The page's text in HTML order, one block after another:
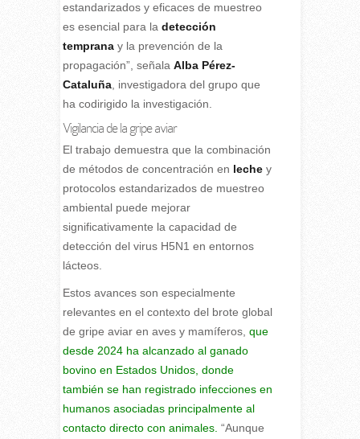
estandarizados y eficaces de muestreo
es esencial para la detección
tempranay la prevención de la
propagación”, señala Alba Pérez-
Cataluña, investigadora del grupo que
ha codirigido la investigación.
Vigilancia de la gripe aviar
El trabajo demuestra que la combinación
de métodos de concentración en lechey
protocolos estandarizados de muestreo
ambiental puede mejorar
significativamente la capacidad de
detección del virus H5N1 en entornos
lácteos.
Estos avances son especialmente
relevantes en el contexto del brote global
de gripe aviar en aves y mamíferos, que
desde 2024 ha alcanzado al ganado
bovino en Estados Unidos, donde
también se han registrado infecciones en
humanos asociadas principalmente al
contacto directo con animales. “Aunque